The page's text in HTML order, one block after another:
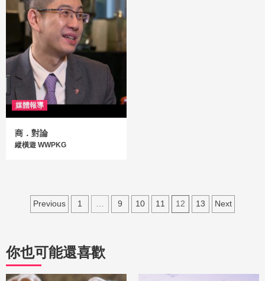
媒體報導
商．對論
縱橫遊 WWPKG
Previous 1 9 10 11 12 13 Next
你也可能還喜歡